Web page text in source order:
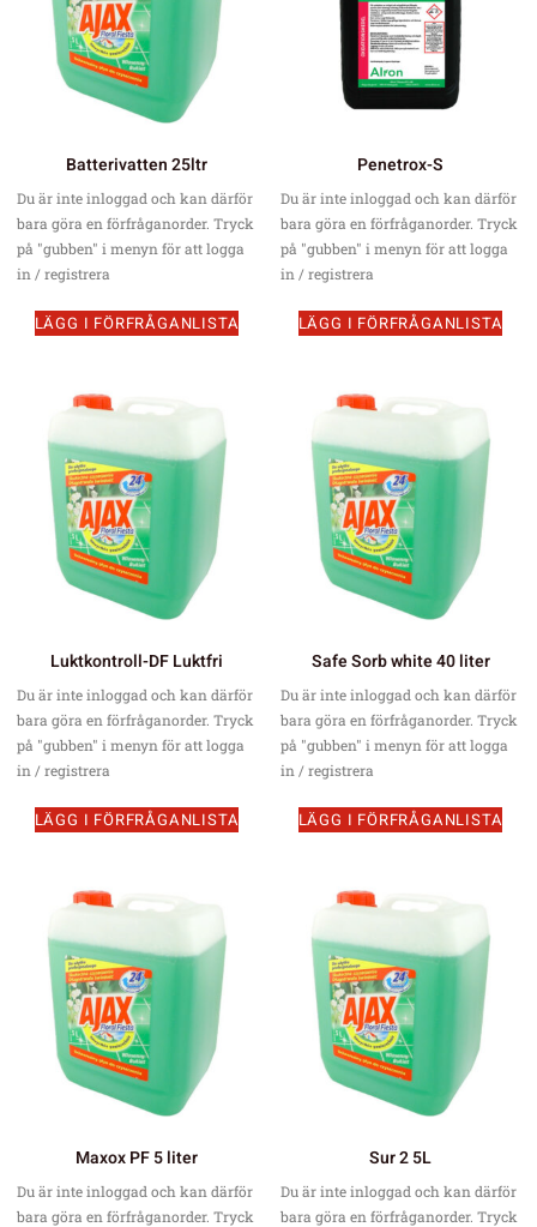
Batterivatten 25ltr
Du är inte inloggad och kan därför
bara göra en förfråganorder. Tryck
på "gubben" i menyn för att logga
in / registrera
LÄGG I FÖRFRÅGANLISTA
Penetrox-S
Du är inte inloggad och kan därför
bara göra en förfråganorder. Tryck
på "gubben" i menyn för att logga
in / registrera
LÄGG I FÖRFRÅGANLISTA
Luktkontroll-DF Luktfri
Du är inte inloggad och kan därför
bara göra en förfråganorder. Tryck
på "gubben" i menyn för att logga
in / registrera
LÄGG I FÖRFRÅGANLISTA
Safe Sorb white 40 liter
Du är inte inloggad och kan därför
bara göra en förfråganorder. Tryck
på "gubben" i menyn för att logga
in / registrera
LÄGG I FÖRFRÅGANLISTA
Maxox PF 5 liter
Du är inte inloggad och kan därför
bara göra en förfråganorder. Tryck
Sur 2 5L
Du är inte inloggad och kan därför
bara göra en förfråganorder. Tryck